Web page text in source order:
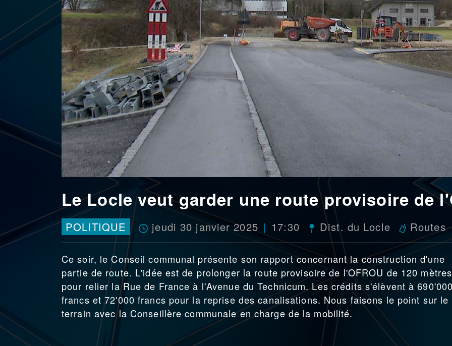
Le Locle veut garder une route provisoire de
POLITIQUE jeudi 30 janvier 2025 17:30 Dist. du Locle Routes
Ce soir, le Conseil communal présente son rapport concernant la construction d'une
partie de route. L'idée est de prolonger la route provisoire de l'OFROU de 120 mètres
pour relier la Rue de France à l'Avenue du Technicum. Les crédits s'élèvent à
francs et 72'000 francs pour la reprise des canalisations. Nous faisons le point sur le
terrain avec la Conseillère communale en charge de la mobilité.